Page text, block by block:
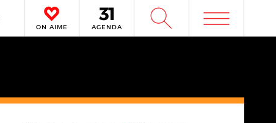
ON AIME AGENDA W m